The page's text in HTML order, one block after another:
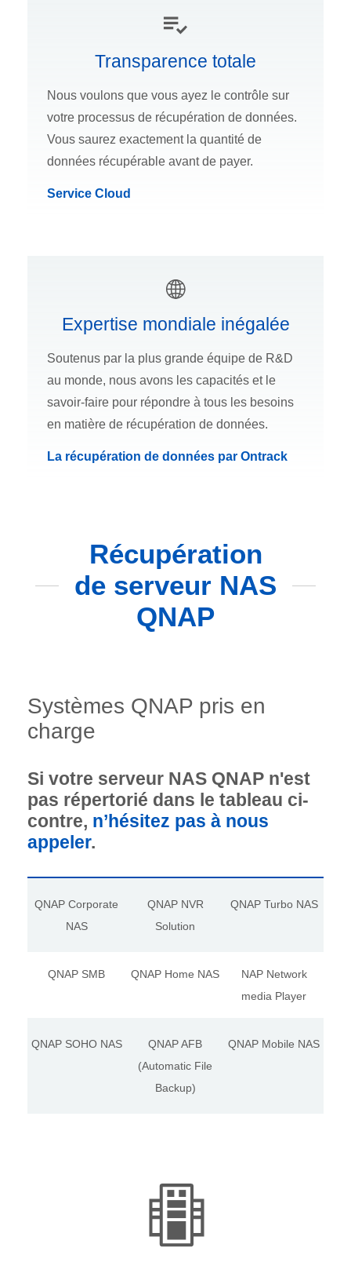
Transparence totale
Nous voulons que vous ayez le contrôle sur
votre processus de récupération de données.
Vous saurez exactement la quantité de
données récupérable avant de payer.
Service Cloud
Expertise mondiale inégalée
Soutenus par la plus grande équipe de R&D
au monde, nous avons les capacités et le
savoir-faire pour répondre à tous les besoins
en matière de récupération de données.
La récupération de données par Ontrack
Récupération
de serveur NAS
QNAP
Systèmes QNAP pris en
charge
Si votre serveur NAS QNAP n'est
pas répertorié dans le tableau ci-
contre, n’hésitez pas à nous
appeler.
QNAP Corporate
NAS
QNAP NVR
Solution
QNAP Turbo NAS
QNAP SMB QNAP Home NAS
NAP Network
media Player
QNAP SOHO NAS
QNAP AFB
(Automatic File
Backup)
QNAP Mobile NAS